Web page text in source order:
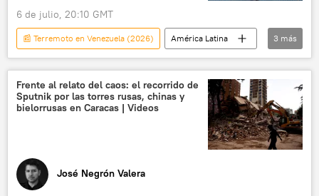
6 de julio, 20:10 GMT
📰 Terremoto en Venezuela (2026)
América Latina
Jorge Rodríguez
Venezuela
sociedad
3 más
Frente al relato del caos: el recorrido de
Sputnik por las torres rusas, chinas y
bielorrusas en Caracas | Videos
José Negrón Valera